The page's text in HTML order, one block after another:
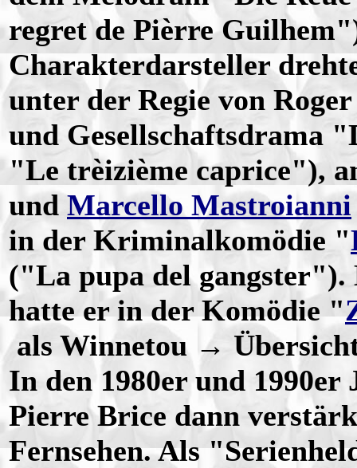
regret de Pièrre
Charakterdarsteller
unter der Regie von
und Gesellschaftsdrama
"Le trèizième caprice"),
undMarcello Mastroianni
in der Kriminalkomödie "
("La pupa del
hatte er in der Komödie "
als Winnetou →
In den 1980er und
Pierre Brice dann
Fernsehen. Als